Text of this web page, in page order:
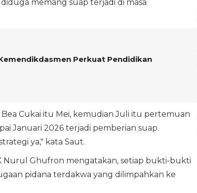
memang suap terjadi di masa
Perkuat Pendidikan
Cukai itu Mei, kemudian Juli itu pertemuan
Januari 2026 terjadi pemberian suap.
ya," kata Saut.
Nurul Ghufron mengatakan, setiap bukti-bukti
pidana terdakwa yang dilimpahkan ke